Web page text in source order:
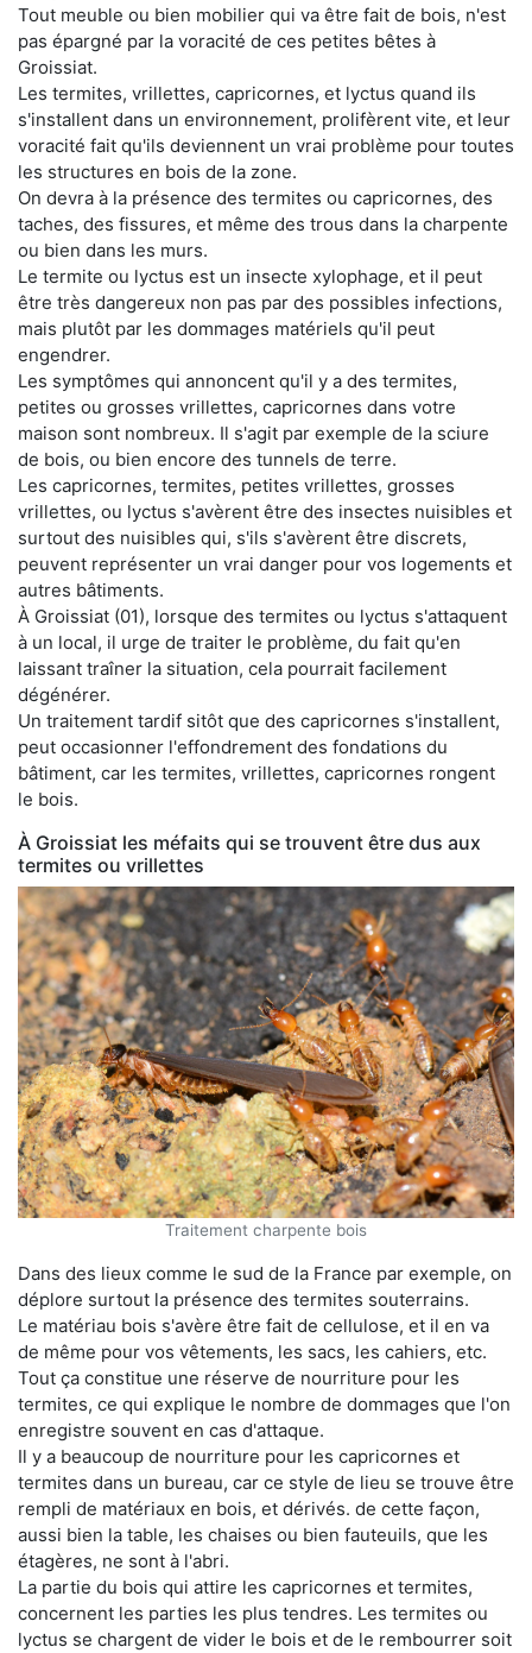
Tout meuble ou bien mobilier qui va être fait de bois, n'est
pas épargné par la voracité de ces petites bêtes à
Groissiat.
Les termites, vrillettes, capricornes, et lyctus quand ils
s'installent dans un environnement, prolifèrent vite, et leur
voracité fait qu'ils deviennent un vrai problème pour toutes
les structures en bois de la zone.
On devra à la présence des termites ou capricornes, des
taches, des fissures, et même des trous dans la charpente
ou bien dans les murs.
Le termite ou lyctus est un insecte xylophage, et il peut
être très dangereux non pas par des possibles infections,
mais plutôt par les dommages matériels qu'il peut
engendrer.
Les symptômes qui annoncent qu'il y a des termites,
petites ou grosses vrillettes, capricornes dans votre
maison sont nombreux. Il s'agit par exemple de la sciure
de bois, ou bien encore des tunnels de terre.
Les capricornes, termites, petites vrillettes, grosses
vrillettes, ou lyctus s'avèrent être des insectes nuisibles et
surtout des nuisibles qui, s'ils s'avèrent être discrets,
peuvent représenter un vrai danger pour vos logements et
autres bâtiments.
À Groissiat (01), lorsque des termites ou lyctus s'attaquent
à un local, il urge de traiter le problème, du fait qu'en
laissant traîner la situation, cela pourrait facilement
dégénérer.
Un traitement tardif sitôt que des capricornes s'installent,
peut occasionner l'effondrement des fondations du
bâtiment, car les termites, vrillettes, capricornes rongent
le bois.
À Groissiat les méfaits qui se trouvent être dus aux
termites ou vrillettes
Traitement charpente bois
Dans des lieux comme le sud de la France par exemple, on
déplore surtout la présence des termites souterrains.
Le matériau bois s'avère être fait de cellulose, et il en va
de même pour vos vêtements, les sacs, les cahiers, etc.
Tout ça constitue une réserve de nourriture pour les
termites, ce qui explique le nombre de dommages que l'on
enregistre souvent en cas d'attaque.
Il y a beaucoup de nourriture pour les capricornes et
termites dans un bureau, car ce style de lieu se trouve être
rempli de matériaux en bois, et dérivés. de cette façon,
aussi bien la table, les chaises ou bien fauteuils, que les
étagères, ne sont à l'abri.
La partie du bois qui attire les capricornes et termites,
concernent les parties les plus tendres. Les termites ou
lyctus se chargent de vider le bois et de le rembourrer soit